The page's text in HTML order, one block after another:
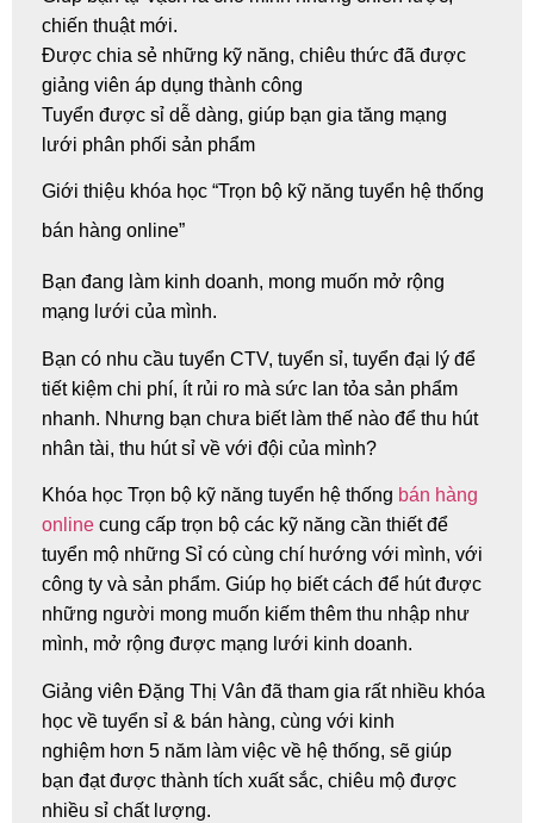
chiến thuật mới.
Được chia sẻ những kỹ năng, chiêu thức đã được
giảng viên áp dụng thành công
Tuyển được sỉ dễ dàng, giúp bạn gia tăng mạng
lưới phân phối sản phẩm
Giới thiệu khóa học “Trọn bộ kỹ năng tuyển hệ thống
bán hàng online”
Bạn đang làm kinh doanh, mong muốn mở rộng
mạng lưới của mình.
Bạn có nhu cầu tuyển CTV, tuyển sỉ, tuyển đại lý để
tiết kiệm chi phí, ít rủi ro mà sức lan tỏa sản phẩm
nhanh. Nhưng bạn chưa biết làm thế nào để thu hút
nhân tài, thu hút sỉ về với đội của mình?
Khóa học Trọn bộ kỹ năng tuyển hệ thống bán hàng
online cung cấp trọn bộ các kỹ năng cần thiết để
tuyển mộ những Sỉ có cùng chí hướng với mình, với
công ty và sản phẩm. Giúp họ biết cách để hút được
những người mong muốn kiếm thêm thu nhập như
mình, mở rộng được mạng lưới kinh doanh.
Giảng viên Đặng Thị Vân đã tham gia rất nhiều khóa
học về tuyển sỉ & bán hàng, cùng với kinh
nghiệm hơn 5 năm làm việc về hệ thống, sẽ giúp
bạn đạt được thành tích xuất sắc, chiêu mộ được
nhiều sỉ chất lượng.